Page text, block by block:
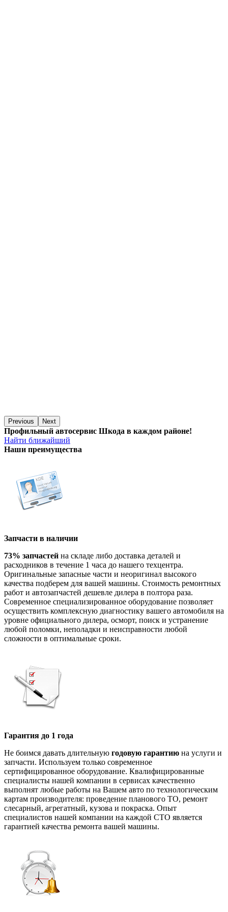
Previous Next
Профильный автосервис Шкода в каждом районе!
Найти ближайший
Наши преимущества
Запчасти в наличии
73% запчастей на складе либо доставка деталей и
расходников в течение 1 часа до нашего техцентра.
Оригинальные запасные части и неоригинал высокого
качества подберем для вашей машины. Стоимость ремонтных
работ и автозапчастей дешевле дилера в полтора раза.
Современное специализированное оборудование позволяет
осуществить комплексную диагностику вашего автомобиля на
уровне официального дилера, осморт, поиск и устранение
любой поломки, неполадки и неисправности любой
сложности в оптимальные сроки.
Гарантия до 1 года
Не боимся давать длительную годовую гарантию на услуги и
запчасти. Используем только современное
сертифицированное оборудование. Квалифицированные
специалисты нашей компании в сервисах качественно
выполнят любые работы на Вашем авто по технологическим
картам производителя: проведение планового ТО, ремонт
слесарный, агрегатный, кузова и покраска. Опыт
специалистов нашей компании на каждой СТО является
гарантией качества ремонта вашей машины.